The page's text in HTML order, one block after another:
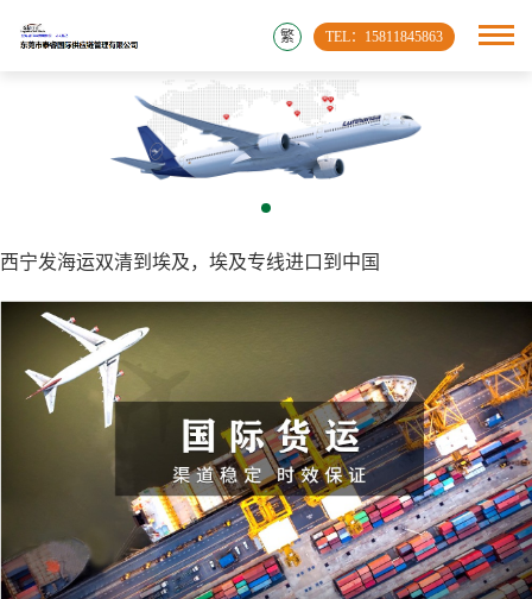
TEL：15811845863
繁
西宁发海运双清到埃及，埃及专线进口到中国